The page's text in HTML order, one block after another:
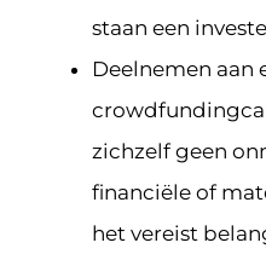
staan een
Deelnemen aan
zichzelf geen
financiële of
het vereist